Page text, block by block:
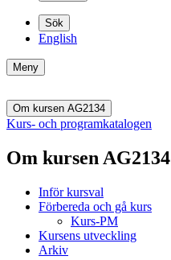
Sök
English
Meny
Om kursen AG2134
Kurs- och programkatalogen
Om kursen AG2134
Inför kursval
Förbereda och gå kurs
Kurs-PM
Kursens utveckling
Arkiv